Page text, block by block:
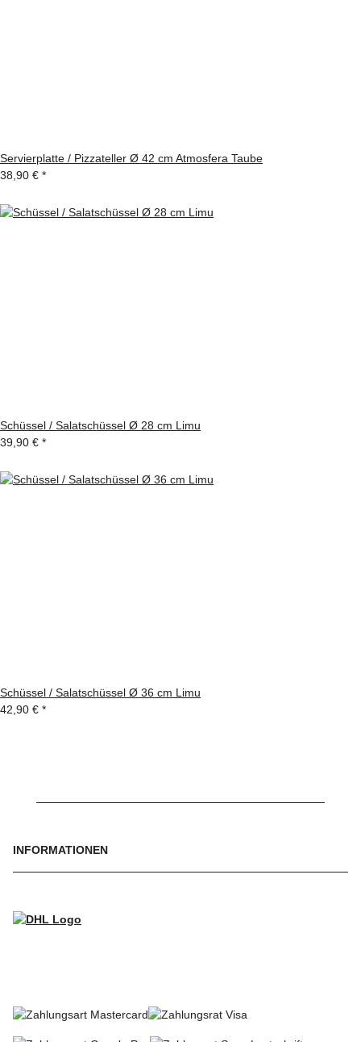
Servierplatte / Pizzateller Ø 42 cm Atmosfera Taube
38,90 € *
Schüssel / Salatschüssel Ø 28 cm Limu
39,90 € *
Schüssel / Salatschüssel Ø 36 cm Limu
42,90 € *
INFORMATIONEN